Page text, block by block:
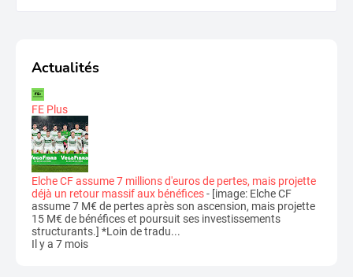
Actualités
FE Plus
Elche CF assume 7 millions d'euros de pertes, mais projette
déjà un retour massif aux bénéfices- [image: Elche CF
assume 7 M€ de pertes après son ascension, mais projette
15 M€ de bénéfices et poursuit ses investissements
structurants.] *Loin de tradu...
Il y a 7 mois